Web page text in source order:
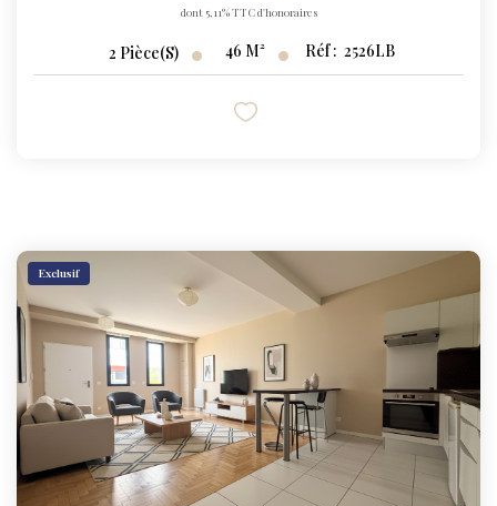
dont 5,11% TTC d'honoraires
2 Pièce(s) 46 M² Réf : 2526LB
Exclusif